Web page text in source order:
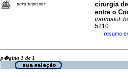
para imprimir
cirurgia
entre o
traumatol.
5210
· resumo
p�gina 1 de 1